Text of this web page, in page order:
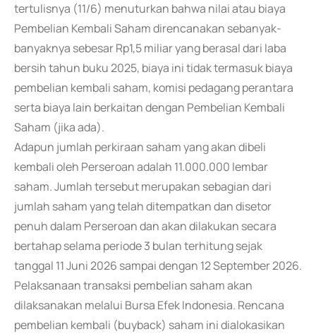
tertulisnya (11/6) menuturkan bahwa nilai atau biaya
Pembelian Kembali Saham direncanakan sebanyak-
banyaknya sebesar Rp1,5 miliar yang berasal dari laba
bersih tahun buku 2025, biaya ini tidak termasuk biaya
pembelian kembali saham, komisi pedagang perantara
serta biaya lain berkaitan dengan Pembelian Kembali
Saham (jika ada).
Adapun jumlah perkiraan saham yang akan dibeli
kembali oleh Perseroan adalah 11.000.000 lembar
saham. Jumlah tersebut merupakan sebagian dari
jumlah saham yang telah ditempatkan dan disetor
penuh dalam Perseroan dan akan dilakukan secara
bertahap selama periode 3 bulan terhitung sejak
tanggal 11 Juni 2026 sampai dengan 12 September 2026.
Pelaksanaan transaksi pembelian saham akan
dilaksanakan melalui Bursa Efek Indonesia. Rencana
pembelian kembali (buyback) saham ini dialokasikan